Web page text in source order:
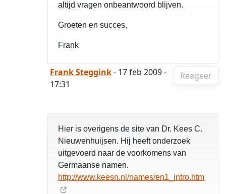
altijd vragen onbeantwoord blijven.
Groeten en succes,
Frank
Reageer
Frank Steggink- 17 feb 2009 -
17:31
Hier is overigens de site van Dr. Kees C.
Nieuwenhuijsen. Hij heeft onderzoek
uitgevoerd naar de voorkomens van
Germaanse namen.
http://www.keesn.nl/names/en1_intro.htm